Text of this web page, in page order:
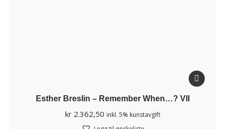
Esther Breslin – Remember When…? VII
kr 2.362,50 inkl. 5% kunstavgift